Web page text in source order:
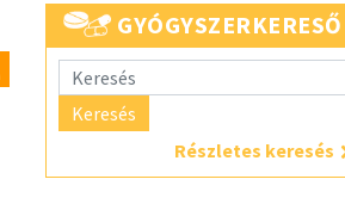
GYÓGYSZERKERESŐ
Keresés
Részletes keresés